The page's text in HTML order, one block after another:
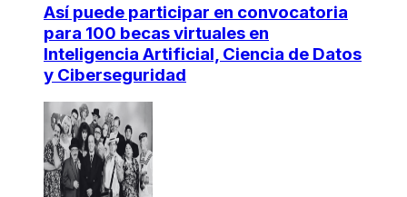
Así puede participar en convocatoria
para 100 becas virtuales en
Inteligencia Artificial, Ciencia de Datos
y Ciberseguridad